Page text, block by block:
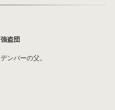
強盗団
デンバーの父。